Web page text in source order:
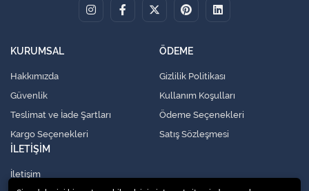
KURUMSAL
Hakkımızda
Güvenlik
Teslimat ve İade Şartları
Kargo Seçenekleri
ÖDEME
Gizlilik Politikası
Kullanım Koşulları
Ödeme Seçenekleri
Satış Sözleşmesi
İLETİŞİM
İletişim